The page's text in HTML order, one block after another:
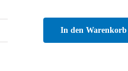
In den Warenkorb